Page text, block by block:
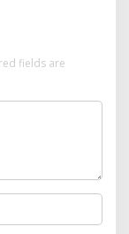
fields are